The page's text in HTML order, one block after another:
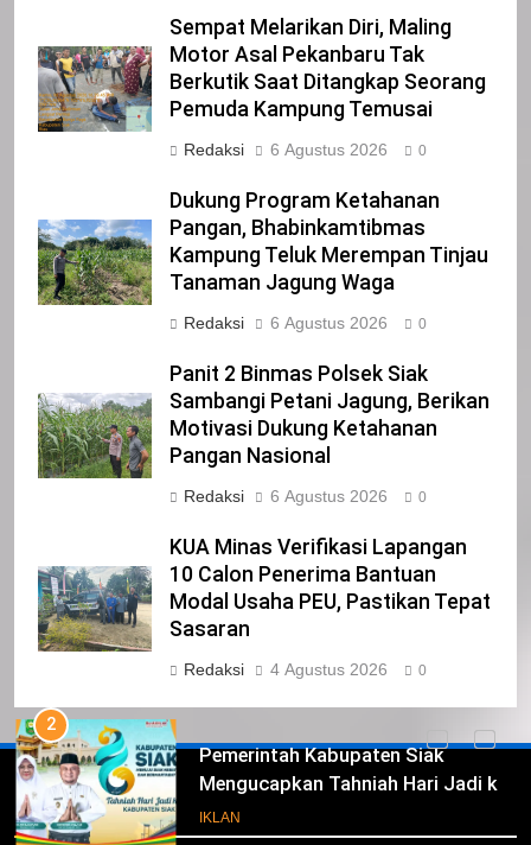
Sempat Melarikan Diri, Maling
Motor Asal Pekanbaru Tak
Berkutik Saat Ditangkap Seorang
Pemuda Kampung Temusai
Redaksi 6 Agustus 2026 0
Dukung Program Ketahanan
Pangan, Bhabinkamtibmas
Kampung Teluk Merempan Tinjau
Tanaman Jagung Waga
Redaksi 6 Agustus 2026 0
Panit 2 Binmas Polsek Siak
Sambangi Petani Jagung, Berikan
Motivasi Dukung Ketahanan
Pangan Nasional
Redaksi 6 Agustus 2026 0
KUA Minas Verifikasi Lapangan
10 Calon Penerima Bantuan
Modal Usaha PEU, Pastikan Tepat
Sasaran
Redaksi 4 Agustus 2026 0
Iklan
IKLAN
21
Iklan Pemerintah Kabupaten Siak
22
NORMAN SILITONGA CALEG DPRD
PROVINSI DKI JAKARTA
23
NURGARAHA HARPAL NOVTEN, SH
CALON ANGGOTA DPRD PROVINSI
DKI JAKARTA
IKLAN
1
Pimpinan Beserta Anggota DPRD
Kabupaten Siak Mengucapkan
IKLAN
2
Pemerintah Kabupaten Siak
Mengucapkan Tahniah Hari Jadi ke-
26 Kabupaten Siak
IKLAN